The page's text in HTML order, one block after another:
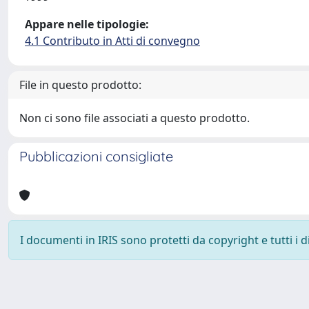
Appare nelle tipologie:
4.1 Contributo in Atti di convegno
File in questo prodotto:
Non ci sono file associati a questo prodotto.
Pubblicazioni consigliate
I documenti in IRIS sono protetti da copyright e tutti i